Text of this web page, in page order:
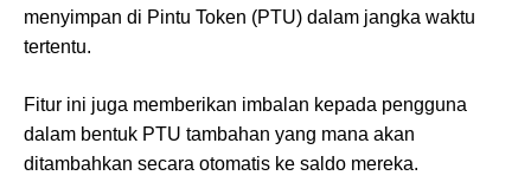
menyimpan di Pintu Token (PTU) dalam jangka waktu
tertentu.
Fitur ini juga memberikan imbalan kepada pengguna
dalam bentuk PTU tambahan yang mana akan
ditambahkan secara otomatis ke saldo mereka.